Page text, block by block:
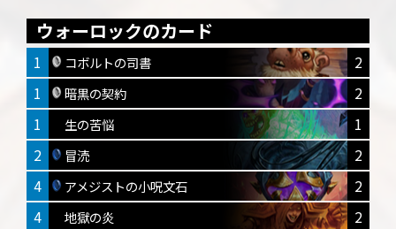
ウォーロックのカード
1 コボルトの司書
2
1
暗黒の契約
2
1
生の苦悩
1
2
冒涜
2
4
アメジストの小呪文石
2
4
地獄の炎
2